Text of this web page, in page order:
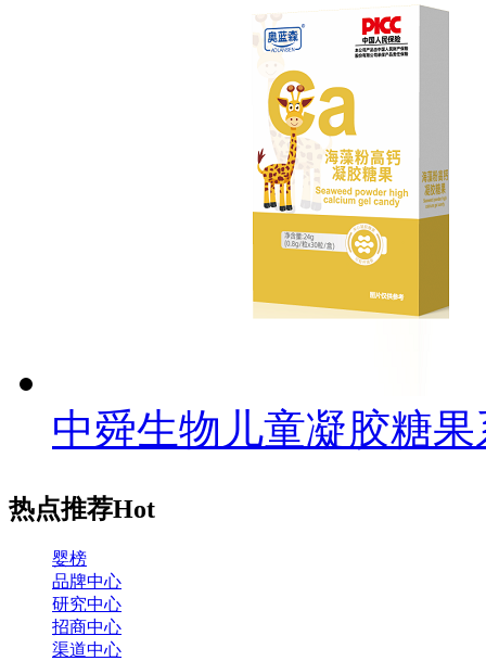
中舜生物儿童凝胶糖果
热点推荐Hot
婴榜
品牌中心
研究中心
招商中心
渠道中心